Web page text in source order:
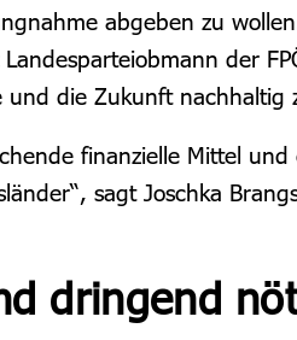
abgeben zu
der
die Zukunft nachhaltig
finanzielle Mittel
sagt Joschka
dringend